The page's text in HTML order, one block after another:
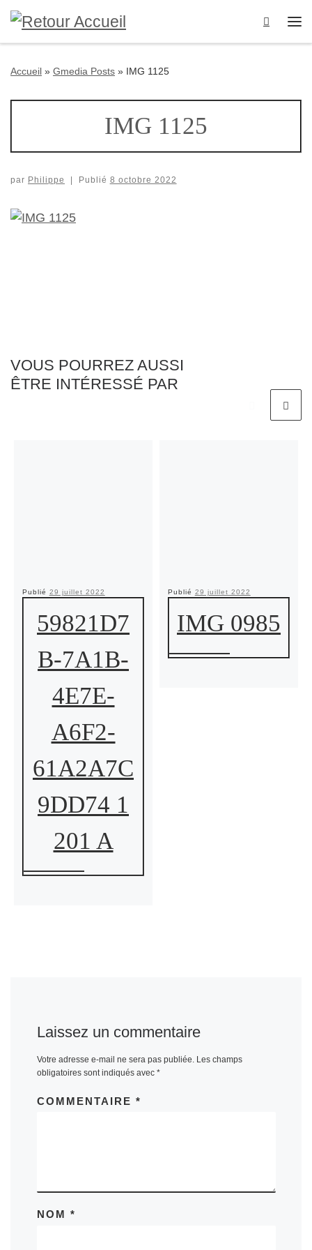
Passer au contenu
Search
Accueil » Gmedia Posts » IMG 1125
IMG 1125
par Philippe Publié 8 octobre 2022
VOUS POURREZ AUSSI
ÊTRE INTÉRESSÉ PAR
Publié 29 juillet 2022
59821D7
B-7A1B-
4E7E-
A6F2-
61A2A7C
9DD74 1
201 A
Publié 29 juillet 2022
IMG 0985
Laissez un commentaire
Votre adresse e-mail ne sera pas publiée. Les champs
obligatoires sont indiqués avec *
COMMENTAIRE *
NOM *